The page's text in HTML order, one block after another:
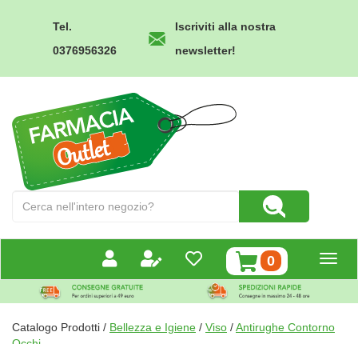
Tel.
0376956326
Iscriviti alla nostra
newsletter!
Outlet
Prodotto
Cerca Prodotto
0prodotti
inseriti
Catalogo Prodotti / Bellezza e Igiene / Viso /Antirughe Contorno